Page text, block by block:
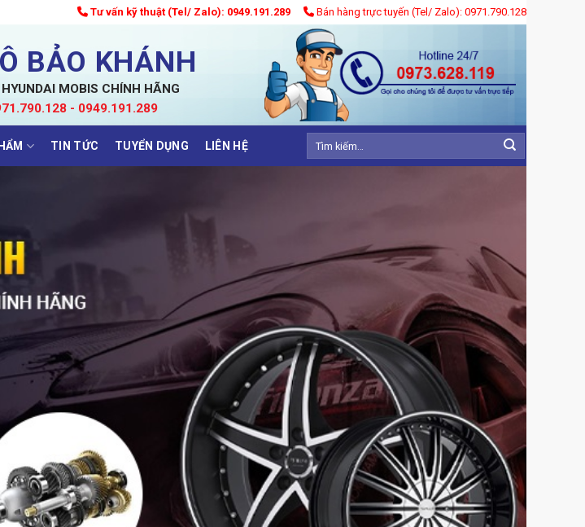
Tư vấn kỹ thuật (Tel/ Zalo): 0949.191.289 Bán hàng trực tuyến (Tel/ Zalo): 0971.790.128
BẢO KHÁNH
MOBIS CHÍNH HÃNG
- 0949.191.289
TIN TỨC TUYỂN DỤNG LIÊN HỆ
Tìm